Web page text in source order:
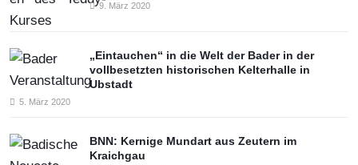
9. März 2020
„Eintauchen“ in die Welt der Bader in der
vollbesetzten historischen Kelterhalle in
Ubstadt
5. März 2020
BNN: Kernige Mundart aus Zeutern im
Kraichgau